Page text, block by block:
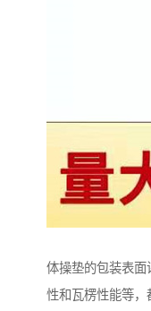
体操垫的包装表面
性和瓦楞性能等，